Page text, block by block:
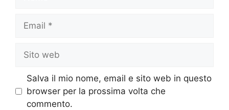
web
Salva il mio nome, email e sito web in questo
browser per la prossima volta che
commento.